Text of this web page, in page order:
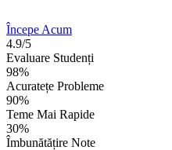
Începe Acum
4.9/5
Evaluare Studenți
98%
Acuratețe Probleme
90%
Teme Mai Rapide
30%
Îmbunătățire Note